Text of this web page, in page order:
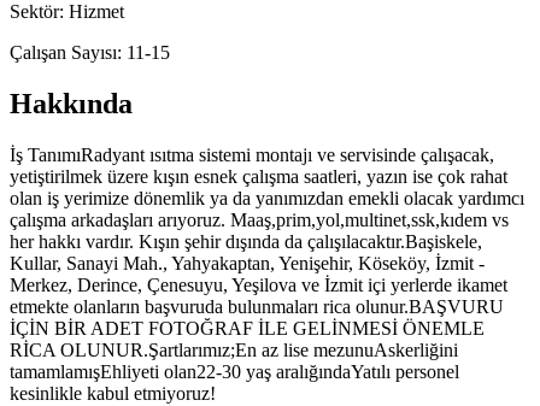
Sektör: Hizmet
Çalışan Sayısı: 11-15
Hakkında
İş TanımıRadyant ısıtma sistemi montajı ve servisinde çalışacak,
yetiştirilmek üzere kışın esnek çalışma saatleri, yazın ise çok rahat
olan iş yerimize dönemlik ya da yanımızdan emekli olacak yardımcı
çalışma arkadaşları arıyoruz. Maaş,prim,yol,multinet,ssk,kıdem vs
her hakkı vardır. Kışın şehir dışında da çalışılacaktır.Başiskele,
Kullar, Sanayi Mah., Yahyakaptan, Yenişehir, Köseköy, İzmit -
Merkez, Derince, Çenesuyu, Yeşilova ve İzmit içi yerlerde ikamet
etmekte olanların başvuruda bulunmaları rica olunur.BAŞVURU
İÇİN BİR ADET FOTOĞRAF İLE GELİNMESİ ÖNEMLE
RİCA OLUNUR.Şartlarımız;En az lise mezunuAskerliğini
tamamlamışEhliyeti olan22-30 yaş aralığındaYatılı personel
kesinlikle kabul etmiyoruz!